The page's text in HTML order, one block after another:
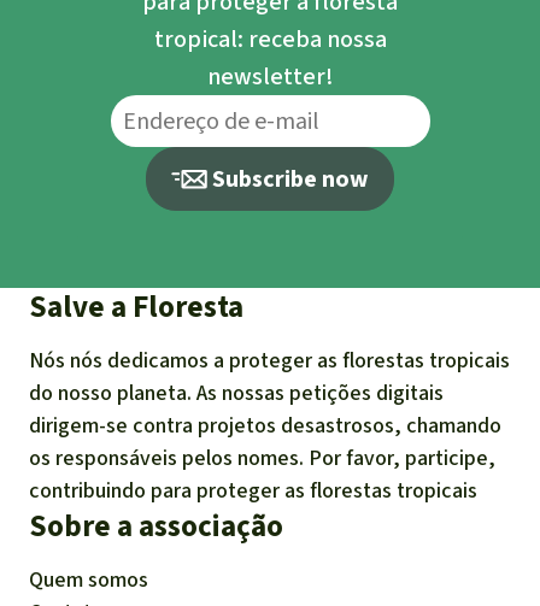
tropical: receba nossa
newsletter!
Subscribe now
Salve a Floresta
Nós nós dedicamos a proteger as florestas tropicais
do nosso planeta. As nossas petições digitais
dirigem-se contra projetos desastrosos, chamando
os responsáveis pelos nomes. Por favor, participe,
contribuindo para proteger as florestas tropicais
Sobre a associação
Quem somos